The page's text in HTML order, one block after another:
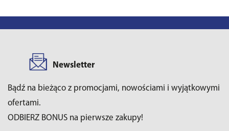
Newsletter
Bądź na bieżąco z promocjami, nowościami i wyjątkowymi
ofertami.
ODBIERZ BONUS na pierwsze zakupy!